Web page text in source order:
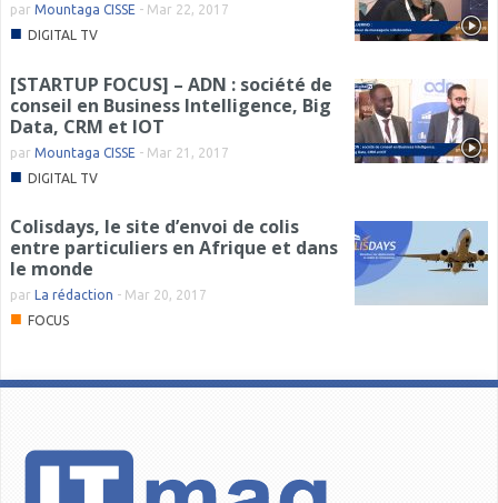
par Mountaga CISSE - Mar 22, 2017
■ DIGITAL TV
[STARTUP FOCUS] – ADN : société de
conseil en Business Intelligence, Big
Data, CRM et IOT
par Mountaga CISSE - Mar 21, 2017
■ DIGITAL TV
Colisdays, le site d’envoi de colis
entre particuliers en Afrique et dans
le monde
par La rédaction - Mar 20, 2017
■ FOCUS